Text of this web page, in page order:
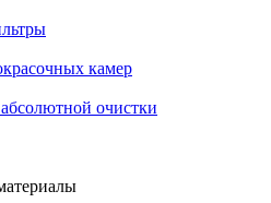
камер
очистки